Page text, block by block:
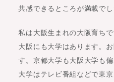
共感できるところが満載でし
私は大阪生まれの大阪育ちで
大阪にも大学はあります。
す。京都大学も大阪大学も
大学はテレビ番組などで東